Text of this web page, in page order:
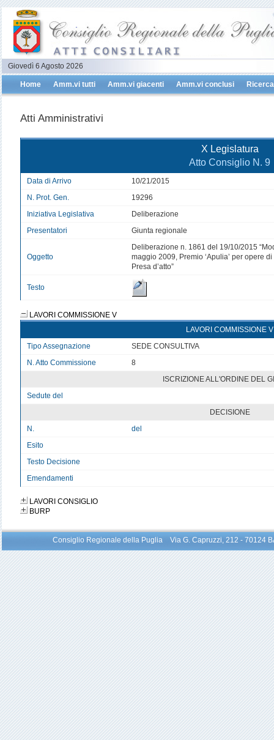
Giovedì 6 Agosto 2026
Home Amm.vi tutti Amm.vi giacenti Amm.vi conclusi Ricerca
Atti Amministrativi
X Legislatura
Atto Consiglio N. 9
Data di Arrivo
10/21/2015
N. Prot. Gen.
19296
Iniziativa Legislativa
Deliberazione
Presentatori
Giunta regionale
Oggetto
Deliberazione n. 1861 del 19/10/2015
maggio 2009, Premio ‘Apulia’ per opere
Presa d’atto”
Testo
LAVORI COMMISSIONE V
LAVORI COMMISSIONE V
Tipo Assegnazione
SEDE CONSULTIVA
N. Atto Commissione
8
ISCRIZIONE ALL'ORDINE DEL
Sedute del
DECISIONE
N.
del
Esito
Testo Decisione
Emendamenti
LAVORI CONSIGLIO
BURP
Consiglio Regionale della Puglia Via G. Capruzzi, 212 -